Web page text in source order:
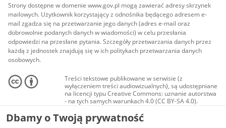
Strony dostępne w domenie www.gov.pl mogą zawierać adresy skrzynek
mailowych. Użytkownik korzystający z odnośnika będącego adresem e-
mail zgadza się na przetwarzanie jego danych (adres e-mail oraz
dobrowolnie podanych danych w wiadomości) w celu przesłania
odpowiedzi na przesłane pytania. Szczegóły przetwarzania danych przez
każdą z jednostek znajdują się w ich politykach przetwarzania danych
osobowych.
Treści tekstowe publikowane w serwisie (z
wyłączeniem treści audiowizualnych), są udostępniane
na licencji typu Creative Commons: uznanie autorstwa
- na tych samych warunkach 4.0 (CC BY-SA 4.0).
Materiały audiowizualne, w tym zdjęcia, materiały
audio i wideo, są udostępniane na licencji typu
Creative Commons: uznanie autorstwa użycie
Dbamy o Twoją prywatność